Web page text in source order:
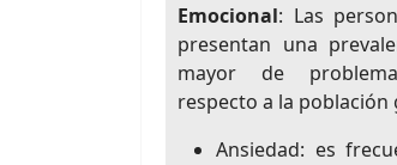
Emocional: Las
presentan una
mayor de
respecto a la población
Ansiedad: es